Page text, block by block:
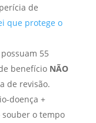
de
que protege o
55
benefício NÃO
de revisão.
doença +
souber o tempo